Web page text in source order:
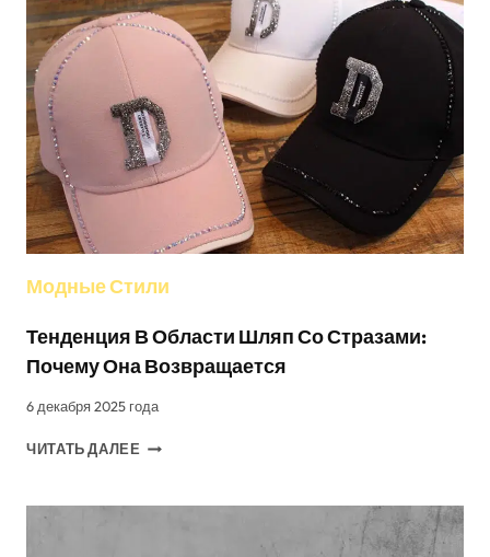
СТИЛЬ
ОСЕНЬЮ
Модные Стили
Тенденция В Области Шляп Со Стразами:
Почему Она Возвращается
6 декабря 2025 года
ЧИТАТЬ ДАЛЕЕ ТЕНДЕНЦИЯ
ШЛЯП